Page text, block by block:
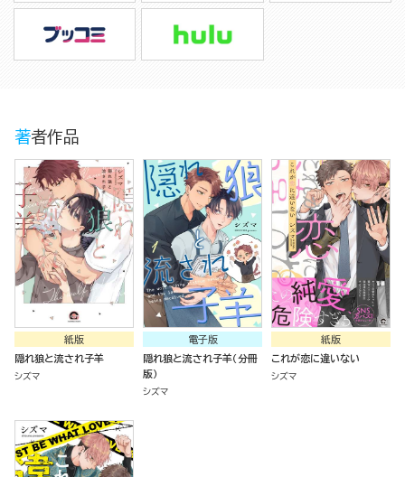
著者作品
紙版
隠れ狼と流され子羊
シズマ
電子版
隠れ狼と流され子羊（分冊
版）
シズマ
紙版
これが恋に違いない
シズマ